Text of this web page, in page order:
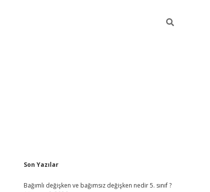
Sidebar
Son Yazılar
Bağımlı değişken ve bağımsız değişken nedir 5. sınıf ?